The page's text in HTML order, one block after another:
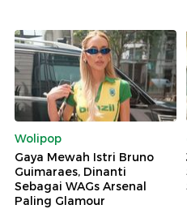
Wolipop
Gaya Mewah Istri Bruno
Guimaraes, Dinanti
Sebagai WAGs Arsenal
Paling Glamour